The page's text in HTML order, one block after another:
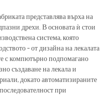
представлява върха на
дрехи. В основата ѝ стои
система, която
– от дизайна на лекалата
с компютърно подпомагано
създаване на лекала и
докато автоматизираните
при